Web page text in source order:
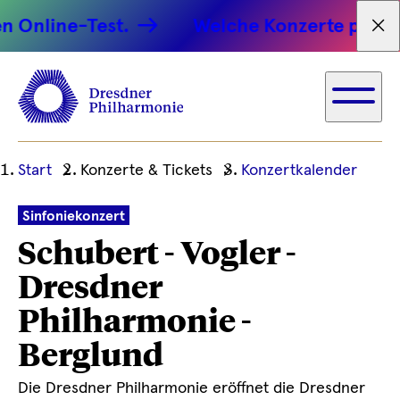
Test. Welche Konzerte passen
Ihre
Position
Start Konzerte & Tickets Konzertkalender
Sinfoniekonzert
Schubert - Vogler -
Dresdner
Philharmonie -
Berglund
Die Dresdner Philharmonie eröffnet die Dresdner